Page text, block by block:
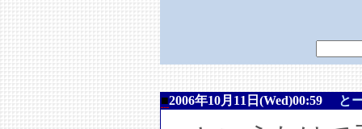
■2006年10月11日(Wed)00:59 と